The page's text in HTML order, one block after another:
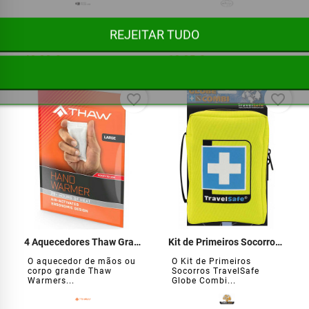

49,00 €

19,95 €
4 Aquecedores Thaw Grandes
O aquecedor de mãos ou
corpo grande Thaw
Warmers...
favorite_border
Kit de Primeiros Socorros Globe Combi
O Kit de Primeiros
Socorros TravelSafe
Globe Combi...
favorite_border
REJEITAR TUDO